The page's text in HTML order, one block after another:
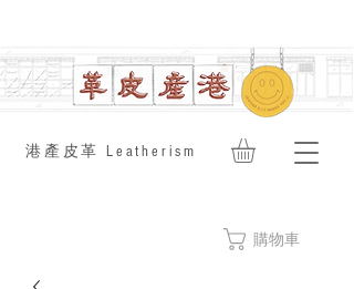
​港產皮革 Leatherism
購物車